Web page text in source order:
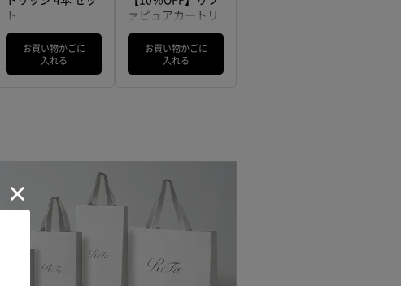
ト
お買い物かごに
入れる
ァピュアカートリ
ッジ 3本セット
お買い物かごに
入れる